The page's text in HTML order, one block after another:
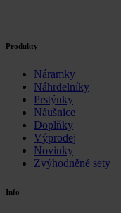
Produkty
Náramky
Náhrdelníky
Prstýnky
Náušnice
Doplňky
Výprodej
Novinky
Zvýhodněné sety
Info